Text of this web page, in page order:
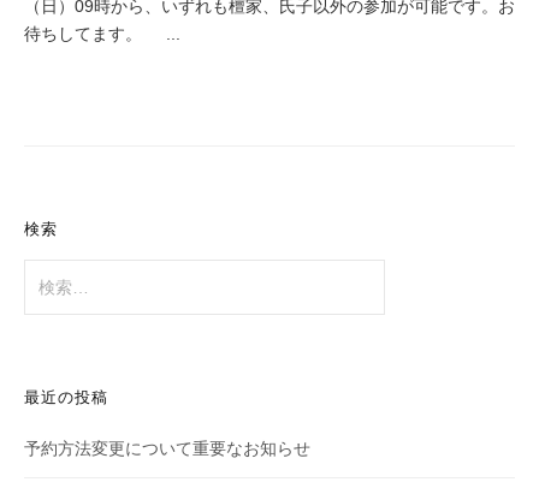
（日）09時から、いずれも檀家、氏子以外の参加が可能です。お
待ちしてます。 ...
検索
索:
最近の投稿
予約方法変更について重要なお知らせ